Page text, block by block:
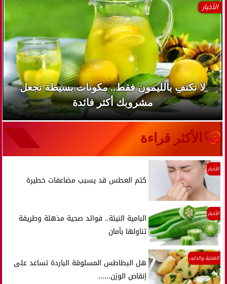
الأخبار
لا تكتفِ بالليمون فقط.. مكونات بسيطة تجعل
مشروبك أكثر فائدة
الأكثر قراءة
الأخبار
كتم العطس قد يسبب مضاعفات خطيرة
الأخبار
البامية النيئة.. فوائد صحية مذهلة وطريقة
تناولها بأمان
التغذية والدايت
هل البطاطس المسلوقة الباردة تساعد على
إنقاص الوزن......